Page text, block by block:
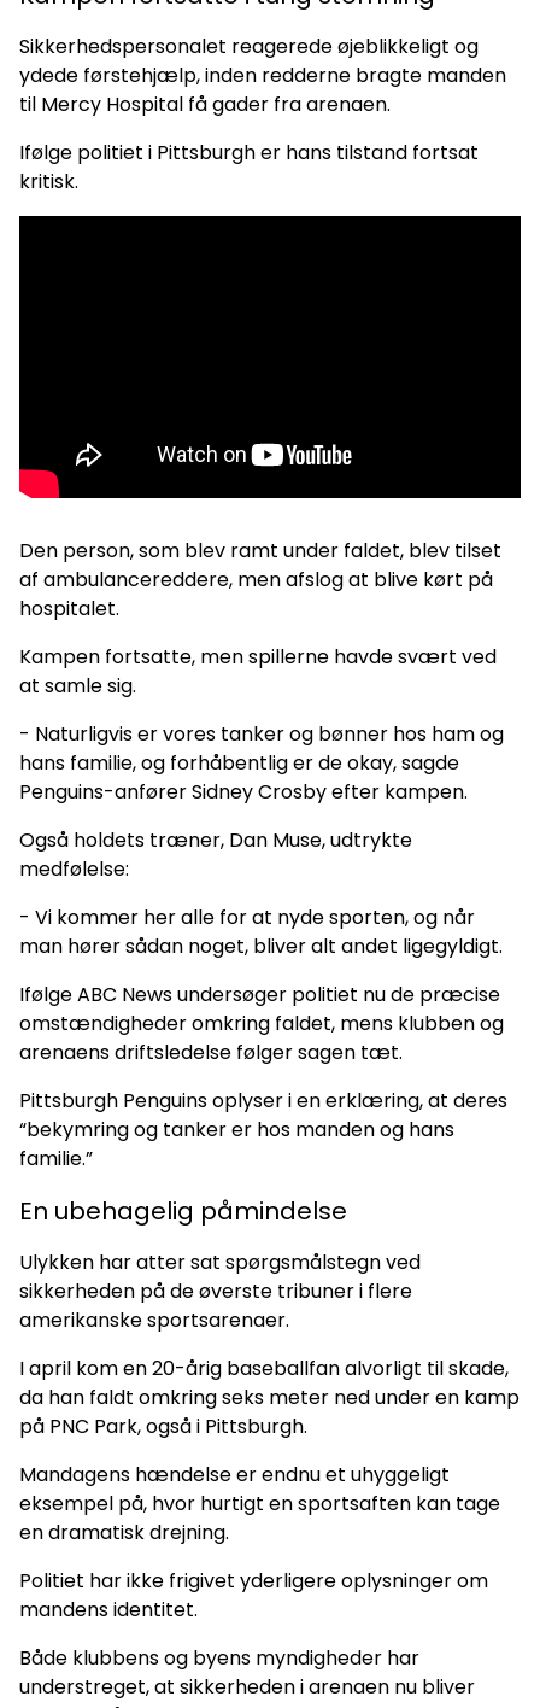
Sikkerhedspersonalet reagerede øjeblikkeligt og
ydede førstehjælp, inden redderne bragte manden
til Mercy Hospital få gader fra arenaen.
Ifølge politiet i Pittsburgh er hans tilstand fortsat
kritisk.
Den person, som blev ramt under faldet, blev tilset
af ambulancereddere, men afslog at blive kørt på
hospitalet.
Kampen fortsatte, men spillerne havde svært ved
at samle sig.
- Naturligvis er vores tanker og bønner hos ham og
hans familie, og forhåbentlig er de okay, sagde
Penguins-anfører Sidney Crosby efter kampen.
Også holdets træner, Dan Muse, udtrykte
medfølelse:
- Vi kommer her alle for at nyde sporten, og når
man hører sådan noget, bliver alt andet ligegyldigt.
Ifølge ABC News undersøger politiet nu de præcise
omstændigheder omkring faldet, mens klubben og
arenaens driftsledelse følger sagen tæt.
Pittsburgh Penguins oplyser i en erklæring, at deres
“bekymring og tanker er hos manden og hans
familie.”
En ubehagelig påmindelse
Ulykken har atter sat spørgsmålstegn ved
sikkerheden på de øverste tribuner i flere
amerikanske sportsarenaer.
I april kom en 20-årig baseballfan alvorligt til skade,
da han faldt omkring seks meter ned under en kamp
på PNC Park, også i Pittsburgh.
Mandagens hændelse er endnu et uhyggeligt
eksempel på, hvor hurtigt en sportsaften kan tage
en dramatisk drejning.
Politiet har ikke frigivet yderligere oplysninger om
mandens identitet.
Både klubbens og byens myndigheder har
understreget, at sikkerheden i arenaen nu bliver